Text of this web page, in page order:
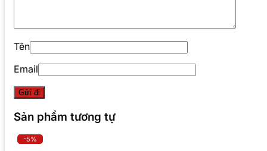
Tên
Email
Sản phẩm tương tự
-5%